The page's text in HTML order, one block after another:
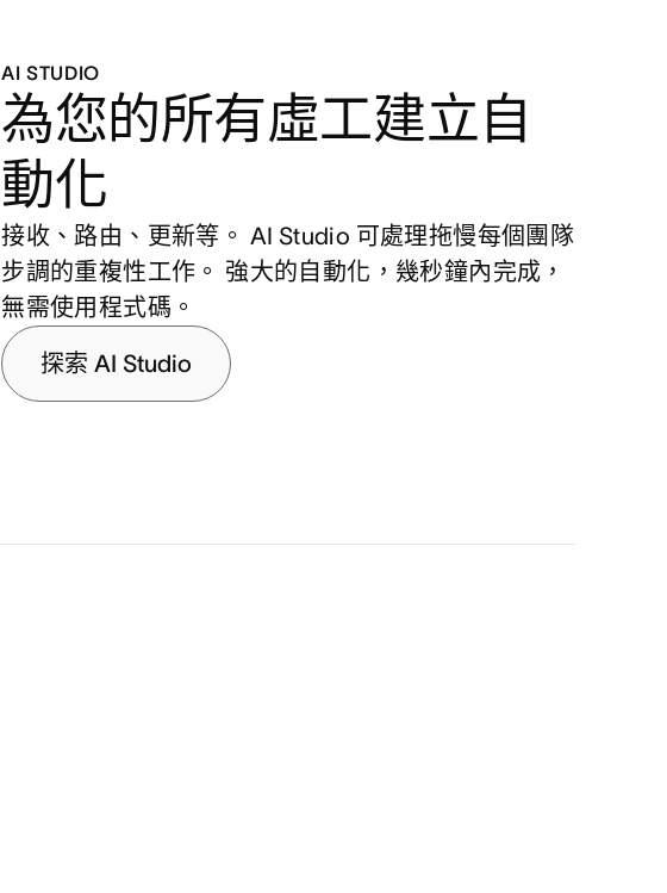
AI STUDIO
為您的所有虛工建立自
動化
接收、路由、更新等。 AI Studio 可處理拖慢每個團隊
步調的重複性工作。 強大的自動化，幾秒鐘內完成，
無需使用程式碼。
探索 AI Studio